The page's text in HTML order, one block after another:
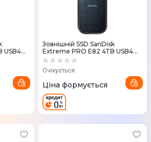
USB4
Зовнiшнiй SSD SanDisk
Extreme PRO E82 4TB USB4
Gen 3.2 Type-C чорний
Очікується
Ціна формується